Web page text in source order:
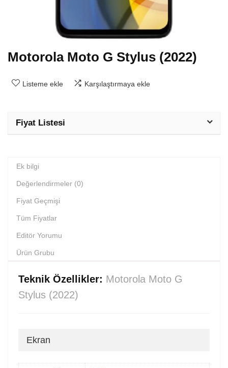
Motorola Moto G Stylus (2022)
Listeme ekle Karşılaştırmaya ekle
Fiyat Listesi
Ek bilgi
Değerlendirmeler (0)
Fiyat Geçmişi
Tüm Fiyatlar
Editör Yorumu
Ürün Grubu
Teknik Özellikler: Motorola Moto G
Stylus (2022)
Ekran